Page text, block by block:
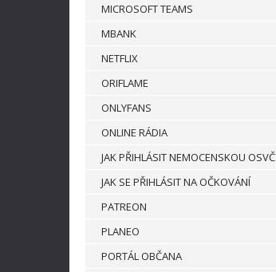
MICROSOFT TEAMS
MBANK
NETFLIX
ORIFLAME
ONLYFANS
ONLINE RÁDIA
JAK PŘIHLÁSIT NEMOCENSKOU OSVČ
JAK SE PŘIHLÁSIT NA OČKOVÁNÍ
PATREON
PLANEO
PORTÁL OBČANA